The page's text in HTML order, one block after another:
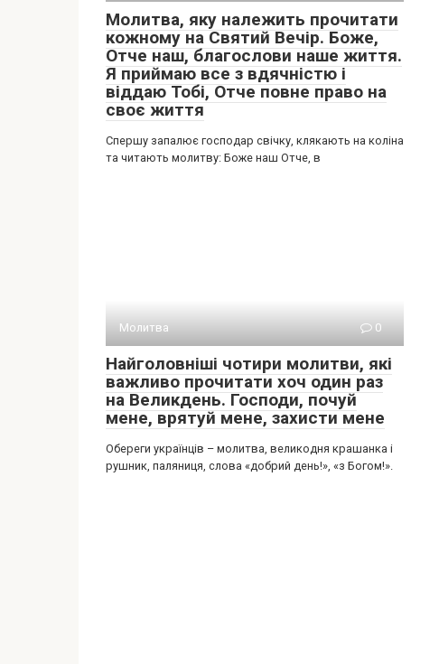
Молитва, яку належить прочитати
кожному на Святий Вечір. Боже,
Отче наш, благослови наше життя.
Я приймаю все з вдячністю і
віддаю Тобі, Отче повне право на
своє життя
Спершу запалює господар свічку, клякають на коліна
та читають молитву: Боже наш Отче, в
Молитва 0
Найголовніші чотири молитви, які
важливо прочитати хоч один раз
на Великдень. Господи, почуй
мене, врятуй мене, захисти мене
Обереги українців – молитва, великодня крашанка і
рушник, паляниця, слова «добрий день!», «з Богом!».